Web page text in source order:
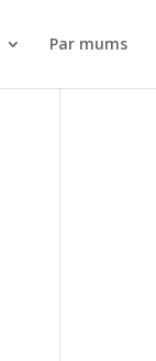
Par mums